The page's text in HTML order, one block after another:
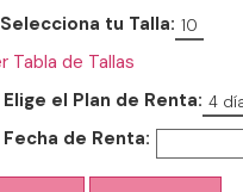
tu Talla: 10
Tabla de Tallas
el Plan de Renta: 4
de Renta: